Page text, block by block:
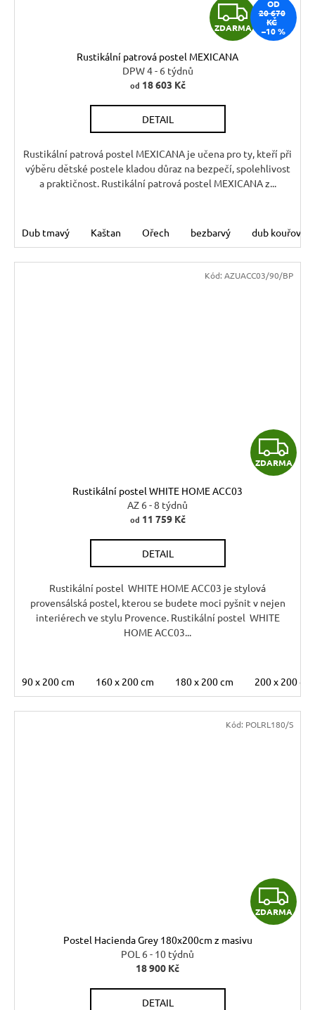
Z
D
A
ZDARMA
OD
20 670
KČ
–10 %
Rustikální patrová postel MEXICANA
DPW 4 - 6 týdnů
od 18 603 Kč
DETAIL
Rustikální patrová postel MEXICANA je učena pro ty, kteří při
výběru dětské postele kladou důraz na bezpečí, spolehlivost
a praktičnost. Rustikální patrová postel MEXICANA z...
Dub tmavý Kaštan Ořech bezbarvý dub kouřový
Z
D
ZDARMA
Rustikální postel WHITE HOME ACC03
AZ 6 - 8 týdnů
od 11 759 Kč
DETAIL
Rustikální postel WHITE HOME ACC03 je stylová
provensálská postel, kterou se budete moci pyšnit v nejen
interiérech ve stylu Provence. Rustikální postel WHITE
HOME ACC03...
90 x 200 cm 160 x 200 cm 180 x 200 cm 200 x 200 cm
Kód: AZUACC03/90/BP
Z
D
ZDARMA
Postel Hacienda Grey 180x200cm z masivu
POL 6 - 10 týdnů
18 900 Kč
DETAIL
Kód: POLRL180/S